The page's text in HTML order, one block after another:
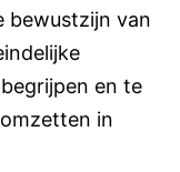
bewustzijn van
en te
in